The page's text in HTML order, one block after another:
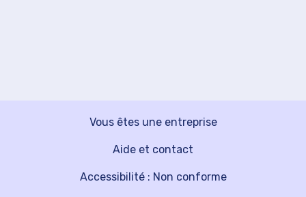
Vous êtes une entreprise
Aide et contact
Accessibilité : Non conforme